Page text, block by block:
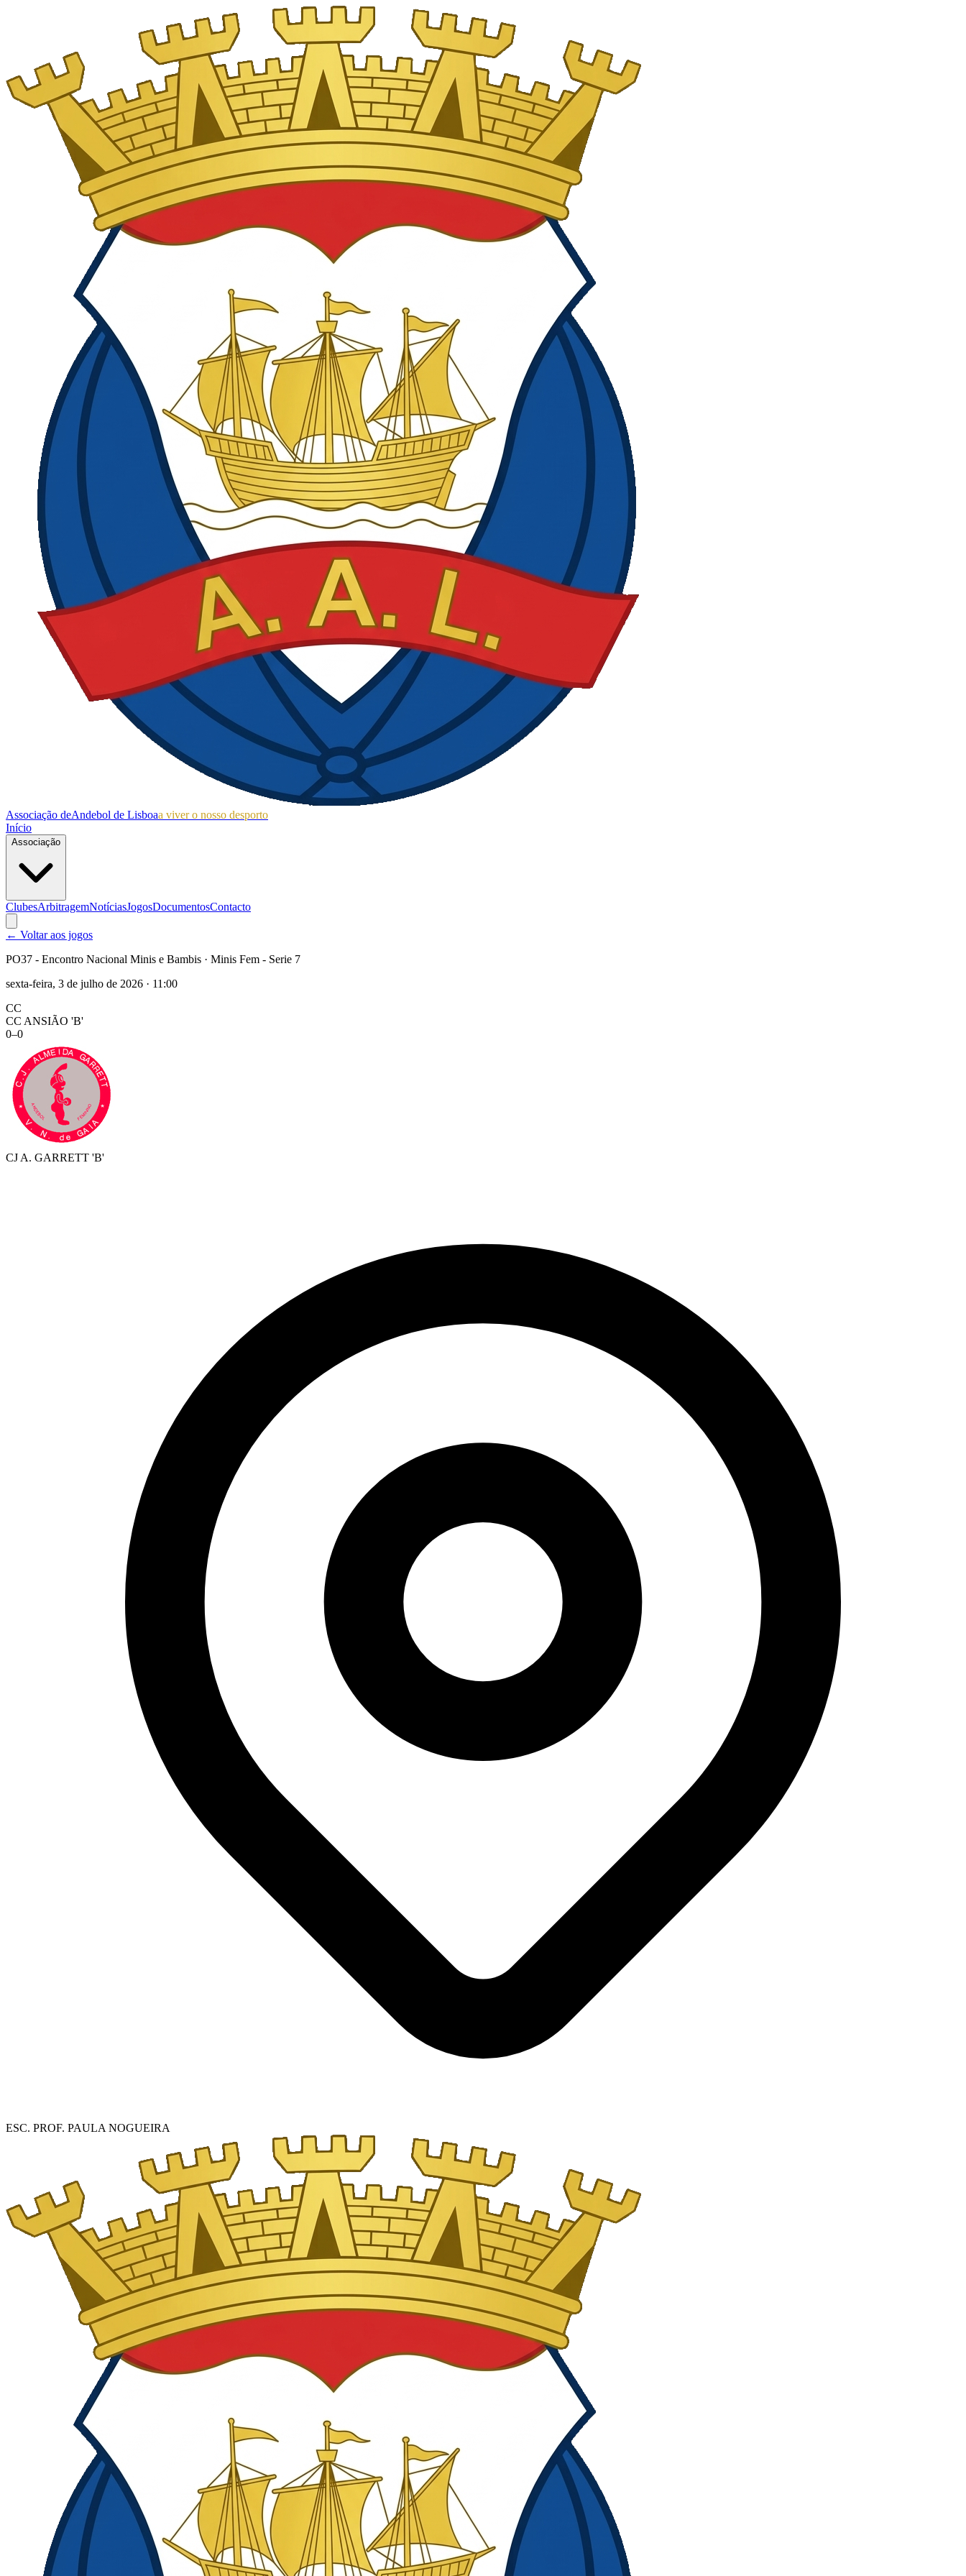
Associação deAndebol de Lisboaa viver o nosso desporto
Início
Associação
ClubesArbitragemNotíciasJogosDocumentosContacto
← Voltar aos jogos
PO37 - Encontro Nacional Minis e Bambis · Minis Fem - Serie 7
sexta-feira, 3 de julho de 2026 · 11:00
CC
CC ANSIÃO 'B'
0–0
CJ A. GARRETT 'B'
ESC. PROF. PAULA NOGUEIRA